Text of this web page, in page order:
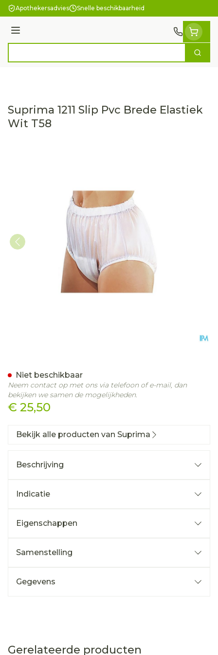
Ga naar de inhoud
Apothekersadvies Snelle beschikbaarheid
Menu
Zoek
Suprima 1211 Slip Pvc Brede Elastiek
Wit T58
€ 25,50
Niet beschikbaar
Neem contact op met ons via telefoon of e-mail, dan
bekijken we samen de mogelijkheden.
Bekijk alle producten van Suprima
Beschrijving
Indicatie
Eigenschappen
Samenstelling
Gegevens
Gerelateerde producten